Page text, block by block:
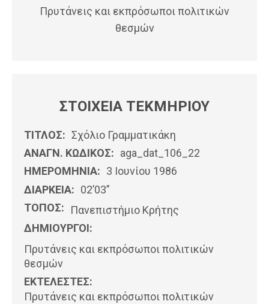
Πρυτάνεις και εκπρόσωποι πολιτικών
θεσμών
ΣΤΟΙΧΕΙΑ ΤΕΚΜΗΡΙΟΥ
ΤΙΤΛΟΣ: Σχόλιο Γραμματικάκη
ΑΝΑΓΝ. ΚΩΔΙΚΟΣ: aga_dat_106_22
ΗΜΕΡΟΜΗΝΊΑ: 3 Ιουνίου 1986
ΔΙΑΡΚΕΙΑ: 02’03”
ΤΟΠΟΣ:
Πανεπιστήμιο Κρήτης
ΔΗΜΙΟΥΡΓΟΙ:
Πρυτάνεις και εκπρόσωποι πολιτικών
θεσμών
ΕΚΤΕΛΕΣΤΕΣ:
Πρυτάνεις και εκπρόσωποι πολιτικών